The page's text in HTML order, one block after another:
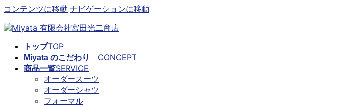
コンテンツに移動 ナビゲーションに移動
トップTOP
Miyata のこだわり CONCEPT
商品一覧SERVICE
オーダースーツ
オーダーシャツ
フォーマル